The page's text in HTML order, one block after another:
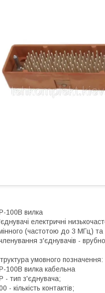
100В вилка
електричні
(частотою до 3 МГц) та
з'єднувачів -
умовного позначення:
100В вилка кабельна
- тип з'єднувача;
- кількість контактів;